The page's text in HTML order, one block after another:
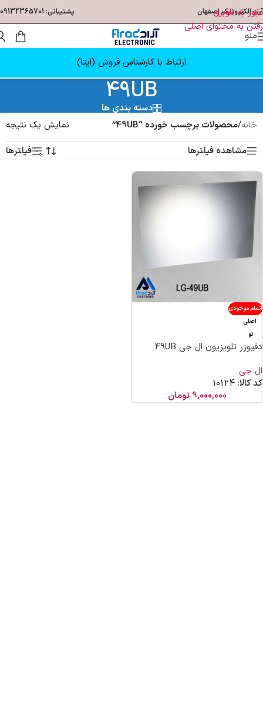
عبور به ناوبری
رفتن به محتوای اصلی
آراد الکترونیک اصفهان پشتیبانی: 09132365701
منو
ارتباط با کارشناس فروش (ایتا)
49UB
دسته بندی ها
خانه/محصولات برچسب خورده “49UB”
نمایش یک نتیجه
مشاهده فیلترها
فیلترها
اتمام موجودی
اصلی
نو
دفیوزر تلویزیون ال جی 49UB
ال جی
کد کالا: 10124
9,000,000 تومان